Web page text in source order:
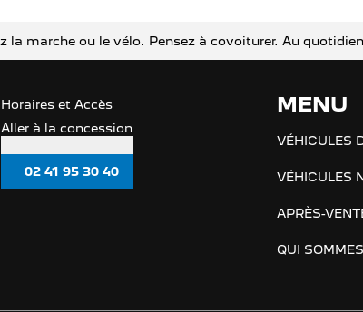
la marche ou le vélo. Pensez à covoiturer. Au
Horaires et Accès
Aller à la concession
02 41 95 30 40
MENU
VÉHICULES
VÉHICULES
APRÈS-
QUI